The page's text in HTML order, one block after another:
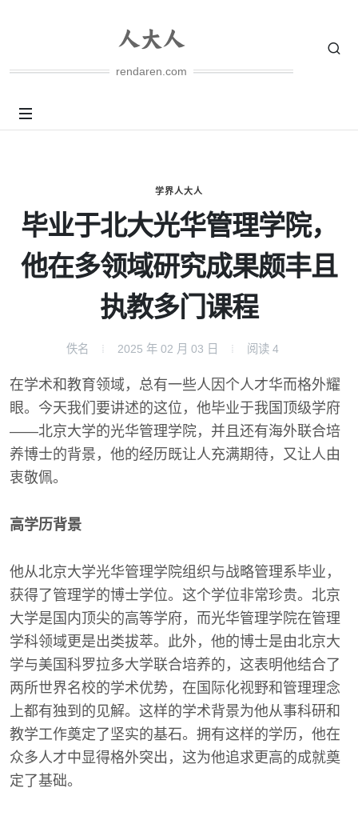
rendaren.com
学界人大人
毕业于北大光华管理学院，
他在多领域研究成果颇丰且
执教多门课程
佚名 2025 年 02 月 03 日 阅读 4
在学术和教育领域，总有一些人因个人才华而格外耀
眼。今天我们要讲述的这位，他毕业于我国顶级学府
——北京大学的光华管理学院，并且还有海外联合培
养博士的背景，他的经历既让人充满期待，又让人由
衷敬佩。
高学历背景
他从北京大学光华管理学院组织与战略管理系毕业，
获得了管理学的博士学位。这个学位非常珍贵。北京
大学是国内顶尖的高等学府，而光华管理学院在管理
学科领域更是出类拔萃。此外，他的博士是由北京大
学与美国科罗拉多大学联合培养的，这表明他结合了
两所世界名校的学术优势，在国际化视野和管理理念
上都有独到的见解。这样的学术背景为他从事科研和
教学工作奠定了坚实的基石。拥有这样的学历，他在
众多人才中显得格外突出，这为他追求更高的成就奠
定了基础。